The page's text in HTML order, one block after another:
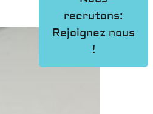
recrutons:
Rejoignez nous
!